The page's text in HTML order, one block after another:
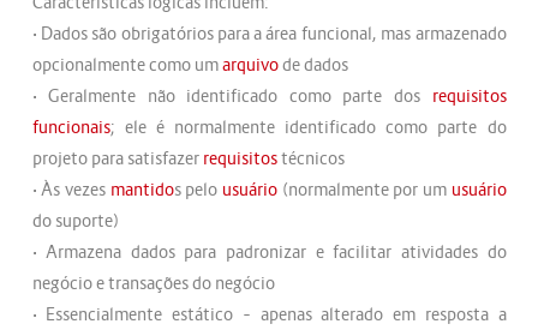
• Dados são obrigatórios para a área funcional, mas armazenado
opcionalmente como umarquivode dados
• Geralmente não identificado como parte dos requisitos
funcionais; ele é normalmente identificado como parte do
projeto para satisfazer requisitostécnicos
• Às vezes mantidos pelo usuário(normalmente por um usuário
do suporte)
• Armazena dados para padronizar e facilitar atividades do
negócio e transações do negócio
• Essencialmente estático – apenas alterado em resposta a